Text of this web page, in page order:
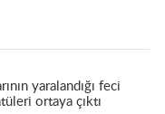
yaralandığı feci
ortaya çıktı